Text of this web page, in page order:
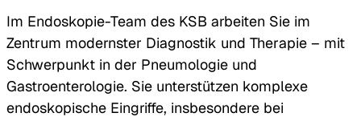
Im Endoskopie-Team des KSB arbeiten Sie im
Zentrum modernster Diagnostik und Therapie – mit
Schwerpunkt in der Pneumologie und
Gastroenterologie. Sie unterstützen komplexe
endoskopische Eingriffe, insbesondere bei